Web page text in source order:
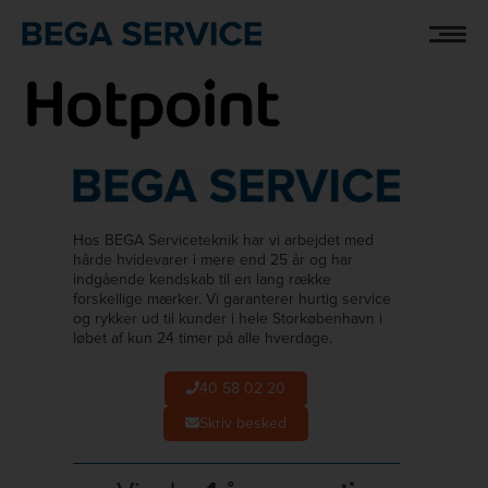
HOTPOINT
Hos BEGA Serviceteknik har vi arbejdet med
hårde hvidevarer i mere end 25 år og har
indgående kendskab til en lang række
forskellige mærker. Vi garanterer hurtig service
og rykker ud til kunder i hele Storkøbenhavn i
løbet af kun 24 timer på alle hverdage.
40 58 02 20
Skriv besked